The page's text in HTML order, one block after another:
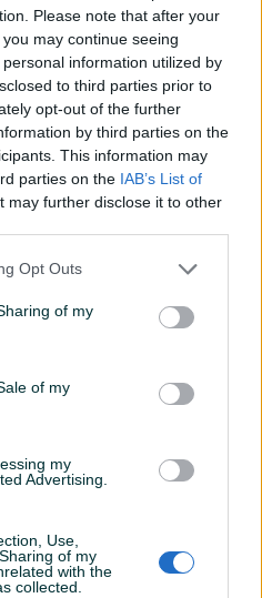
Please note that after your
may continue seeing
information utilized by
to third parties prior to
opt-out of the further
by third parties on the
This information may
parties on the IAB’s List of
may further disclose it to other
Opt Outs
of my
of my
my
Advertising.
Use,
of my
with the
collected.
25.04.2025
Dvozonska